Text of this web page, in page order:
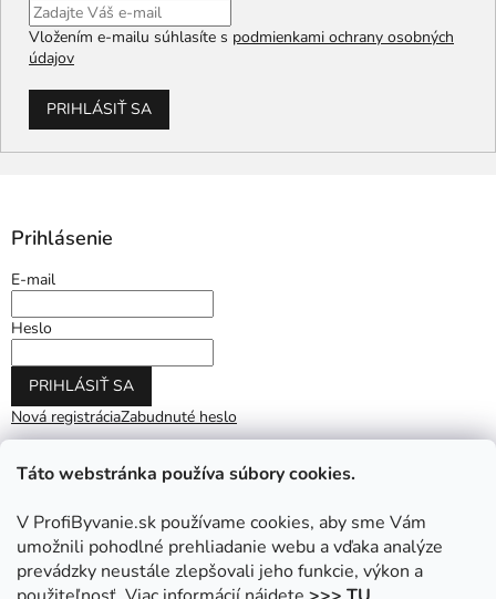
Táto webstránka používa súbory cookies.
V ProfiByvanie.sk používame cookies, aby sme Vám
umožnili pohodlné prehliadanie webu a vďaka analýze
prevádzky neustále zlepšovali jeho funkcie, výkon a
Vložením e-mailu súhlasíte s podmienkami ochrany osobných
údajov
PRIHLÁSIŤ SA
Prihlásenie
E-mail
Heslo
PRIHLÁSIŤ SA
Nová registráciaZabudnuté heslo